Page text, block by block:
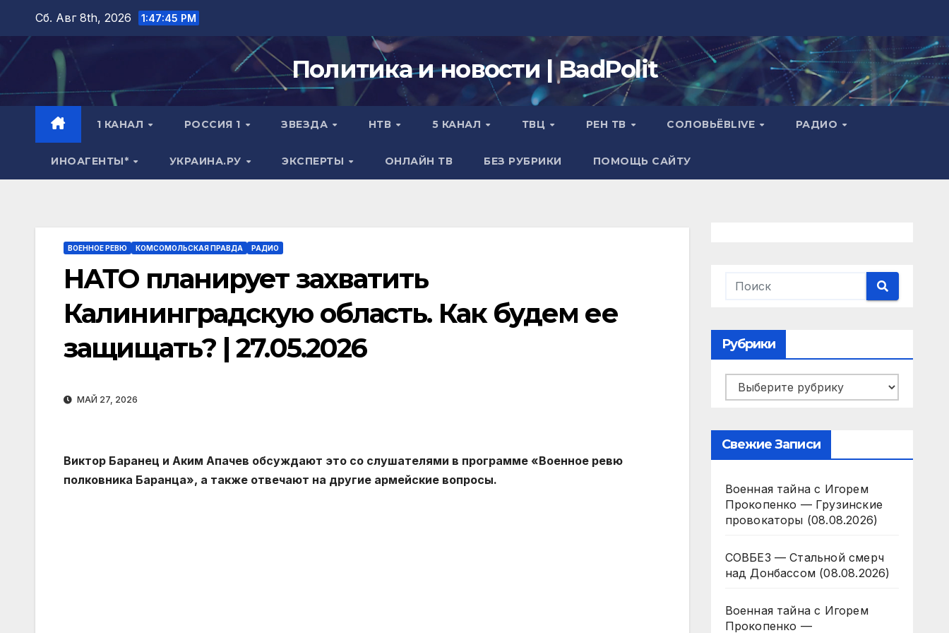
Перейти
содержимому
Сб. Авг 8th, 2026 1:47:46 PM
Политика и новости | BadPolit
1 КАНАЛ РОССИЯ 1 ЗВЕЗДА НТВ 5 КАНАЛ ТВЦ РЕН ТВ СОЛОВЬЁВLIVE РАДИО
ИНОАГЕНТЫ* УКРАИНА.РУ ЭКСПЕРТЫ ОНЛАЙН ТВ БЕЗ РУБРИКИ ПОМОЩЬ САЙТУ
ВОЕННОЕ РЕВЮ КОМСОМОЛЬСКАЯ ПРАВДА РАДИО
НАТО планирует захватить
Калининградскую область. Как будем ее
защищать? | 27.05.2026
МАЙ 27, 2026
Виктор Баранец и Аким Апачев обсуждают это со слушателями в программе «Военное ревю
полковника Баранца», а также отвечают на другие армейские вопросы.
Рубрики
Рубрики
Свежие Записи
Военная тайна с Игорем
Прокопенко — Грузинские
провокаторы (08.08.2026)
СОВБЕЗ — Стальной смерч
над Донбассом (08.08.2026)
Военная тайна с Игорем
Прокопенко —